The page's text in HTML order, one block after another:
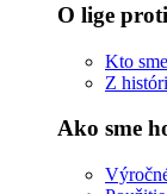
O lige
Kto sme
Z
Ako sme